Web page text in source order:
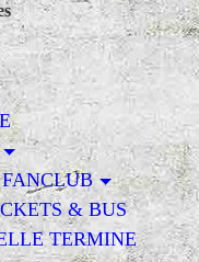
& BUS
TERMINE